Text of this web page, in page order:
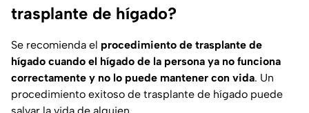
trasplante de hígado?
Se recomienda el procedimiento de trasplante de
hígado cuando el hígado de la persona ya no funciona
correctamente y no lo puede mantener con vida. Un
procedimiento exitoso de trasplante de hígado puede